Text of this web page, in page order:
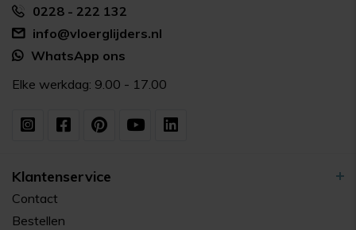
0228 - 222 132
info@vloerglijders.nl
WhatsApp ons
Elke werkdag: 9.00 - 17.00
Klantenservice
Contact
Bestellen